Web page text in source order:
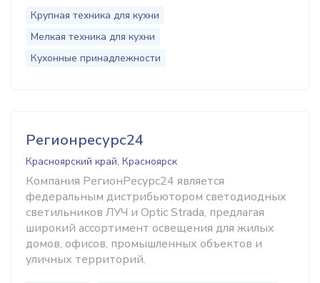
Крупная техника для кухни
Мелкая техника для кухни
Кухонные принадлежности
Регионресурс24
Красноярский край, Красноярск
Компания РегионРесурс24 является
федеральным дистрибьютором светодиодных
светильников ЛУЧ и Optic Strada, предлагая
широкий ассортимент освещения для жилых
домов, офисов, промышленных объектов и
уличных территорий.